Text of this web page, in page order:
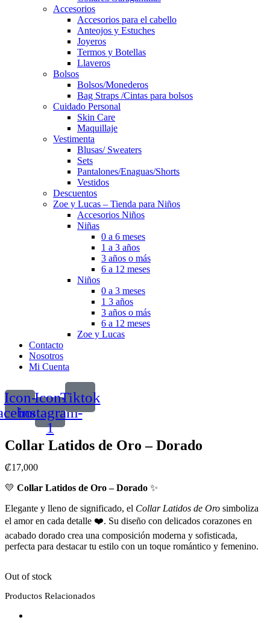
Accesorios
Accesorios para el cabello
Anteojos y Estuches
Joyeros
Termos y Botellas
Llaveros
Bolsos
Bolsos/Monederos
Bag Straps /Cintas para bolsos
Cuidado Personal
Skin Care
Maquillaje
Vestimenta
Blusas/ Sweaters
Sets
Pantalones/Enaguas/Shorts
Vestidos
Descuentos
Zoe y Lucas – Tienda para Niños
Accesorios Niños
Niñas
0 a 6 meses
1 a 3 años
3 años o más
6 a 12 meses
Niños
0 a 3 meses
1 3 años
3 años o más
6 a 12 meses
Zoe y Lucas
Contacto
Nosotros
Mi Cuenta
Icon-Icon-
instagram-
1
Tiktok
Collar Latidos de Oro – Dorado
₡17,000
💛 Collar Latidos de Oro – Dorado ✨
Elegante y lleno de significado, el Collar Latidos de Oro simboliza
el amor en cada detalle ❤️. Su diseño con delicados corazones en
acabado dorado crea una composición moderna y sofisticada,
perfecta para destacar tu estilo con un toque romántico y femenino.
Out of stock
Productos Relacionados